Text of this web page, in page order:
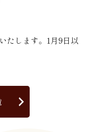
たします。1月9日以